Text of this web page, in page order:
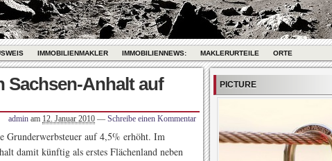
IMMOBILIENMAKLER IMMOBILIENNEWS: MAKLERURTEILE ORTE
Sachsen-Anhalt auf
admin am 12. Januar 2010 — Schreibe einen Kommentar
Grunderwerbsteuer auf 4,5% erhöht. Im
damit künftig als erstes Flächenland neben
PICTURE